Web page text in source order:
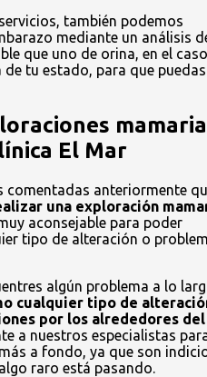
también podemos
mediante un análisis
que uno de orina, en el
tu estado, para que puedas
El Mar
comentadas anteriormente
una exploración
aconsejable para poder
tipo de alteración o
algún problema a lo
cualquier tipo de
por los alrededores del
a nuestros especialistas
a fondo, ya que son
raro está pasando.